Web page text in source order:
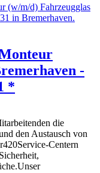
-
*
die
den Austausch von
Centern